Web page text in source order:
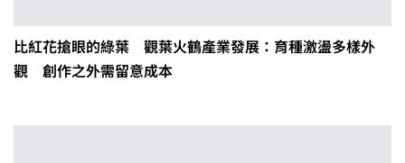
比紅花搶眼的綠葉 觀葉火鶴產業發展：育種激盪多樣外
觀 創作之外需留意成本